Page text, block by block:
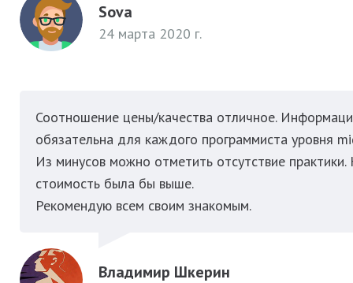
Sova
24 марта 2020 г.
Соотношение цены/качества отличное.
обязательна для каждого программиста уровня
Из минусов можно отметить отсутствие
стоимость была бы выше.
Рекомендую всем своим знакомым.
Владимир Шкерин